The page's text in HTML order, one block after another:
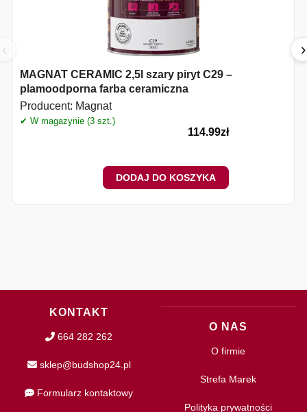
‹
MAGNAT CERAMIC 2,5l szary piryt C29 –
plamoodporna farba ceramiczna
Producent: Magnat
✔ W magazynie (3 szt.)
114.99zł
DODAJ DO KOSZYKA
›
KONTAKT
664 282 262
sklep@budshop24.pl
Formularz kontaktowy
O NAS
O firmie
Strefa Marek
Polityka prywatności